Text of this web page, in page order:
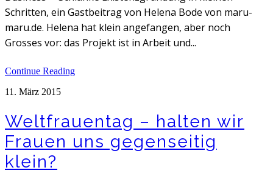
Schritten, ein Gastbeitrag von Helena Bode von maru-
maru.de. Helena hat klein angefangen, aber noch
Grosses vor: das Projekt ist in Arbeit und...
Continue Reading
11. März 2015
Weltfrauentag – halten wir
Frauen uns gegenseitig
klein?